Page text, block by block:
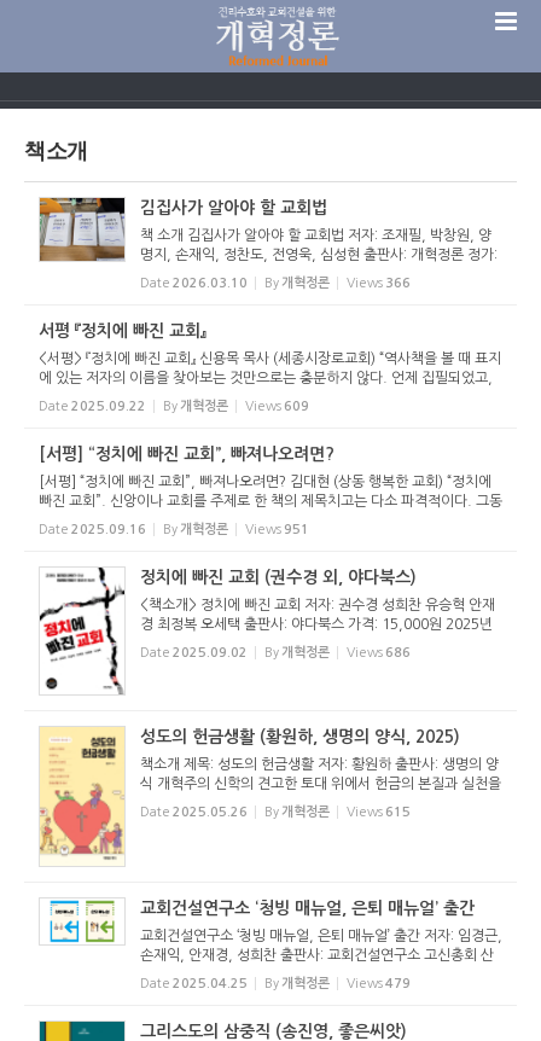
책소개
김집사가 알아야 할 교회법
책 소개 김집사가 알아야 할 교회법 저자: 조재필, 박창원, 양
명지, 손재익, 정찬도, 전영욱, 심성현 출판사: 개혁정론 정가:
15,000원 개혁정론 운영위원들이 집필한 두 번째 책이 나왔
다. 『김집사가 알아야 할 교회법』이다. 『청년이 알아야 할 7가
Date 2026.03.10 By 개혁정론 Views 366
서평 『정치에 빠진 교회』
<서평> 『정치에 빠진 교회』 신용목 목사 (세종시장로교회) “역사책을 볼 때 표지
에 있는 저자의 이름을 찾아보는 것만으로는 충분하지 않다. 언제 집필되었고,
언제 출판되었는지도 살펴보아야 한다. 때로는 이런 것이 더 많은 비밀을 드러
Date 2025.09.22 By 개혁정론 Views 609
[서평] “정치에 빠진 교회”, 빠져나오려면?
[서평] “정치에 빠진 교회”, 빠져나오려면? 김대현 (상동 행복한 교회) “정치에
빠진 교회”. 신앙이나 교회를 주제로 한 책의 제목치고는 다소 파격적이다. 그동
안 한국 사회에서 종교와 정치는 ‘불가근불가원’의 관계를...
Date 2025.09.16 By 개혁정론 Views 951
정치에 빠진 교회 (권수경 외, 야다북스)
<책소개> 정치에 빠진 교회 저자: 권수경 성희찬 유승혁 안재
경 최정복 오세택 출판사: 야다북스 가격: 15,000원 2025년
12월 3일에 터진 대통령의 비상계엄 선포를 시작으로 비상계
엄 해제와 대통령에 대한 탄핵과 파면, 그리고 제21대 대통령
Date 2025.09.02 By 개혁정론 Views 686
성도의 헌금생활 (황원하, 생명의 양식, 2025)
책소개 제목: 성도의 헌금생활 저자: 황원하 출판사: 생명의 양
식 개혁주의 신학의 견고한 토대 위에서 헌금의 본질과 실천을
탐구한 신간 『성도의 헌금생활』이 출간되었다. 이 책은 헌금을
단순한 금전적 행위로 보지 않고, 하나님의 주권과 은혜에 대
Date 2025.05.26 By 개혁정론 Views 615
교회건설연구소 ‘청빙 매뉴얼, 은퇴 매뉴얼’ 출간
교회건설연구소 ‘청빙 매뉴얼, 은퇴 매뉴얼’ 출간 저자: 임경근,
손재익, 안재경, 성희찬 출판사: 교회건설연구소 고신총회 산
하 교회건설연구소(소장 안재경)가 『청빙 매뉴얼』과 『은퇴 매
뉴얼』을 출간했다. 이 두 책은 짝을 이룬다. 목사는 ...
Date 2025.04.25 By 개혁정론 Views479
그리스도의 삼중직 (송진영, 좋은씨앗)
Sketchbook5, 스케치북5
Sketchbook5, 스케치북5